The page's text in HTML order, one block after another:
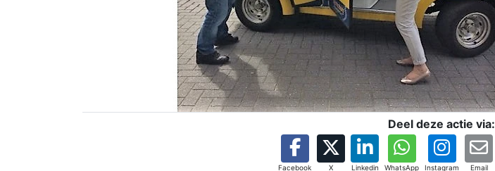
Deel deze actie via:
Facebook X Linkedin WhatsApp Instagram Email